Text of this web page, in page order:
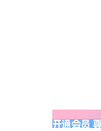
开通会员